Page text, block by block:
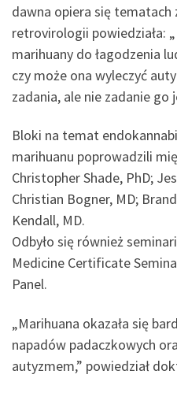
dawna opiera się tematach
retrovirologii powiedziała:
marihuany do łagodzenia
czy może ona wyleczyć
zadania, ale nie zadanie
Bloki na temat
marihuanu poprowadzili
Christopher Shade, PhD;
Christian Bogner, MD;
Kendall, MD.
Odbyło się również
Medicine Certificate
Panel.
„Marihuana okazała się
napadów padaczkowych
autyzmem,” powiedział